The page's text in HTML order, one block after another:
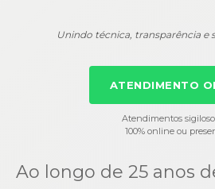
Unindo técnica, transparência e
ATENDIMENTO
Atendimentos
100% online ou
Ao longo de 25 anos